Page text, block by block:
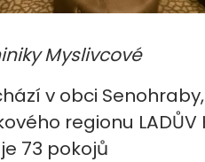
Myslivcové
v obci
regionu LADŮV
73 pokojů